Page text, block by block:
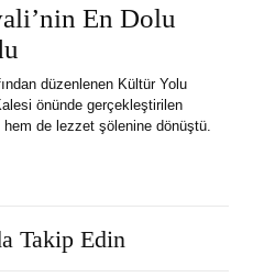
En Dolu
düzenlenen Kültür Yolu
önünde gerçekleştirilen
de lezzet şölenine dönüştü.
Takip Edin